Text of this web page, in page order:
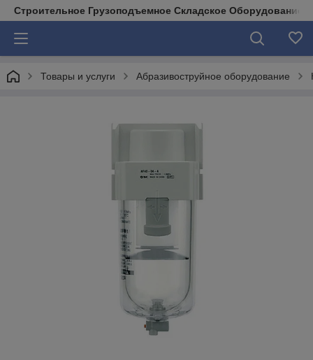
Строительное Грузоподъемное Складское Оборудование
Товары и услуги Абразивоструйное оборудование